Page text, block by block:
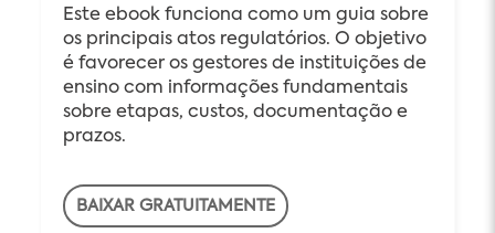
Este ebook funciona como um guia sobre
os principais atos regulatórios. O objetivo
é favorecer os gestores de instituições de
ensino com informações fundamentais
sobre etapas, custos, documentação e
prazos.
BAIXAR GRATUITAMENTE